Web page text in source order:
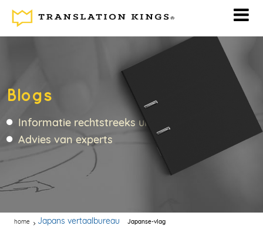
Blogs
Informatie rechtstreeks uit de vertaalbranche
Advies van experts
home Japans vertaalbureau Japanse-vlag